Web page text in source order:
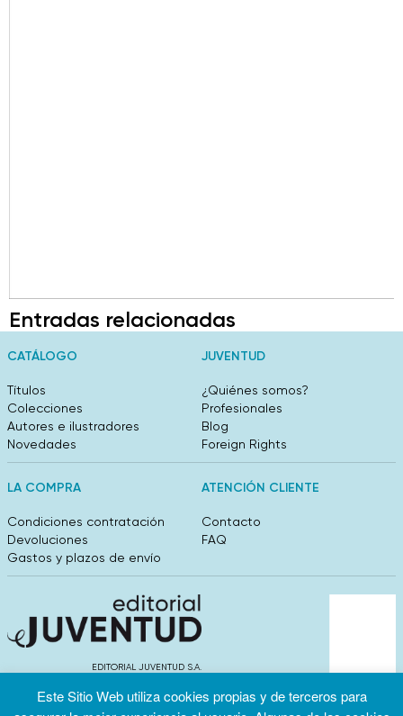
Entradas relacionadas
CATÁLOGO
Títulos
Colecciones
Autores e ilustradores
Novedades
JUVENTUD
¿Quiénes somos?
Profesionales
Blog
Foreign Rights
LA COMPRA
Condiciones contratación
Devoluciones
Gastos y plazos de envío
ATENCIÓN CLIENTE
Contacto
FAQ
EDITORIAL JUVENTUD S.A.
info@editorialjuventud.es
(+34) 93 444 18 00
Este Sitio Web utiliza cookies propias y de terceros para